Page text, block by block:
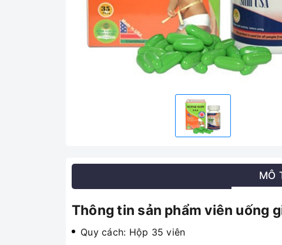
MÔ
Thông tin sản phẩm viên uống
Quy cách: Hộp 35 viên